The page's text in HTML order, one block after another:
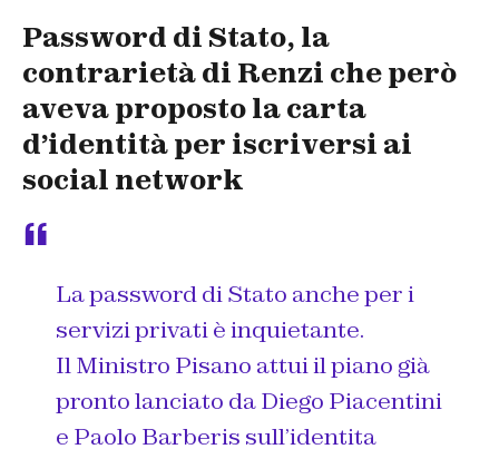
Password di Stato, la
contrarietà di Renzi che però
aveva proposto la carta
d’identità per iscriversi ai
social network
La password di Stato anche per i
servizi privati è inquietante.
Il Ministro Pisano attui il piano già
pronto lanciato da Diego Piacentini
e Paolo Barberis sull’identita